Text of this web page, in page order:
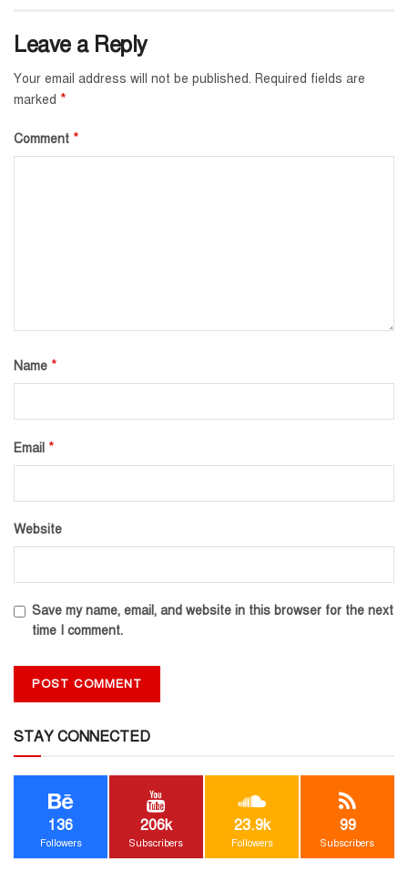
Leave a Reply
Your email address will not be published. Required fields are
marked *
Comment *
Name *
Email *
Website
Save my name, email, and website in this browser for the next
time I comment.
STAY CONNECTED
136
Followers
206k
Subscribers
23.9k
Followers
99
Subscribers